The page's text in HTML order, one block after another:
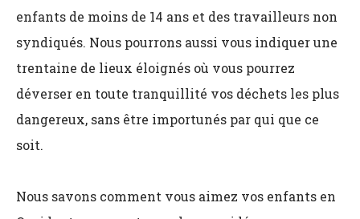
enfants de moins de 14 ans et des travailleurs non
syndiqués. Nous pourrons aussi vous indiquer une
trentaine de lieux éloignés où vous pourrez
déverser en toute tranquillité vos déchets les plus
dangereux, sans être importunés par qui que ce
soit.
Nous savons comment vous aimez vos enfants en